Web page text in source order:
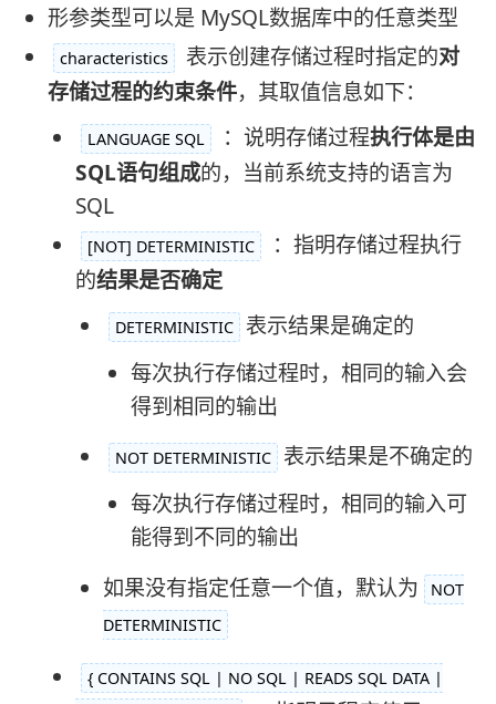
形参类型可以是 MySQL数据库中的任意类型
characteristics 表示创建存储过程时指定的对
存储过程的约束条件，其取值信息如下：
LANGUAGE SQL ：说明存储过程执行体是由
SQL语句组成的，当前系统支持的语言为
SQL
[NOT] DETERMINISTIC
：指明存储过程执行
的结果是否确定
DETERMINISTIC
表示结果是确定的
每次执行存储过程时，相同的输入会
得到相同的输出
NOT DETERMINISTIC
表示结果是不确定的
每次执行存储过程时，相同的输入可
能得到不同的输出
如果没有指定任意一个值，默认为
NOT
DETERMINISTIC
{ CONTAINS SQL | NO SQL | READS SQL DATA |